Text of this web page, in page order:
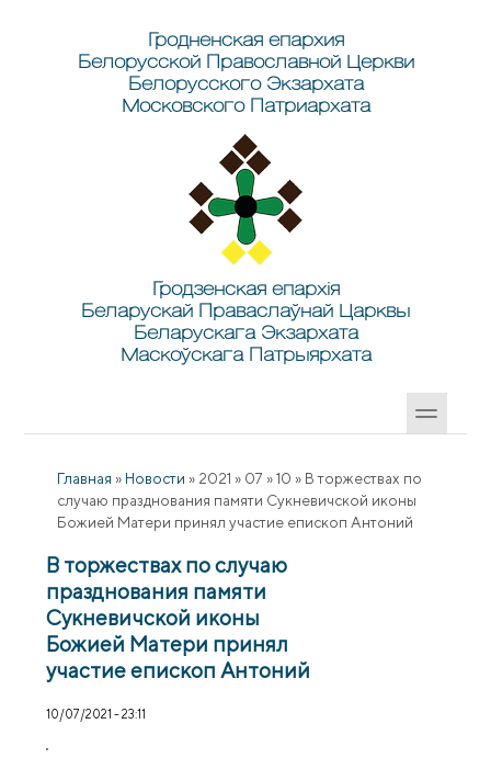
Гродненская епархия
Белорусской Православной Церкви
Белорусского Экзархата
Московского Патриархата
Гродзенская епархія
Беларускай Праваслаўнай Царквы
Беларускага Экзархата
Маскоўскага Патрыярхата
Главная » Новости » 2021 » 07 » 10 » В торжествах по
случаю празднования памяти Сукневичской иконы
Божией Матери принял участие епископ Антоний
В торжествах по случаю
празднования памяти
Сукневичской иконы
Божией Матери принял
участие епископ Антоний
10/07/2021 - 23:11